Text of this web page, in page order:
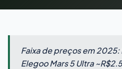
Faixa de preços em 2025:
Elegoo Mars 5 Ultra